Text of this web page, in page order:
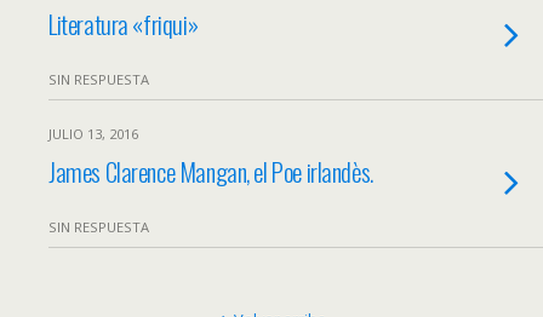
Literatura «friqui»
SIN RESPUESTA
JULIO 13, 2016
James Clarence Mangan, el Poe irlandès.
SIN RESPUESTA